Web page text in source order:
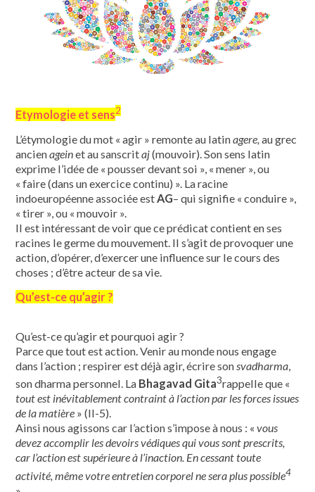
Etymologie et sens2
L’étymologie du mot « agir » remonte au latinagere, au grec
ancienageinet au sanscritaj(mouvoir). Son sens latin
exprime l’idée de « pousser devant soi », « mener », ou
« faire (dans un exercice continu) ». La racine
indoeuropéenne associée estAG– qui signifie « conduire »,
« tirer », ou « mouvoir ».
Il est intéressant de voir que ce prédicat contient en ses
racines le germe du mouvement. Il s’agit de provoquer une
action, d’opérer, d’exercer une influence sur le cours des
choses ; d’être acteur de sa vie.
Qu’est-ce qu’agir ?
Qu’est-ce qu’agir et pourquoi agir ?
Parce que tout est action. Venir au monde nous engage
dans l’action ; respirer est déjà agir, écrire sonsvadharma,
son dharma personnel. La Bhagavad Gita3rappelle que «
tout est inévitablement contraint à l’action par les forces issues
de la matière » (II-5).
Ainsi nous agissons car l’action s’impose à nous : «vous
devez accomplir les devoirs védiques qui vous sont prescrits,
car l’action est supérieure à l’inaction. En cessant toute
activité, même votre entretien corporel ne sera plus possible4